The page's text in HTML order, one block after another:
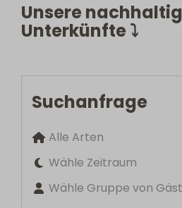
Unsere
Unterkünfte ⤵
Suchanfrage
Alle Arten
Wähle Zeitraum
Wähle Gruppe von